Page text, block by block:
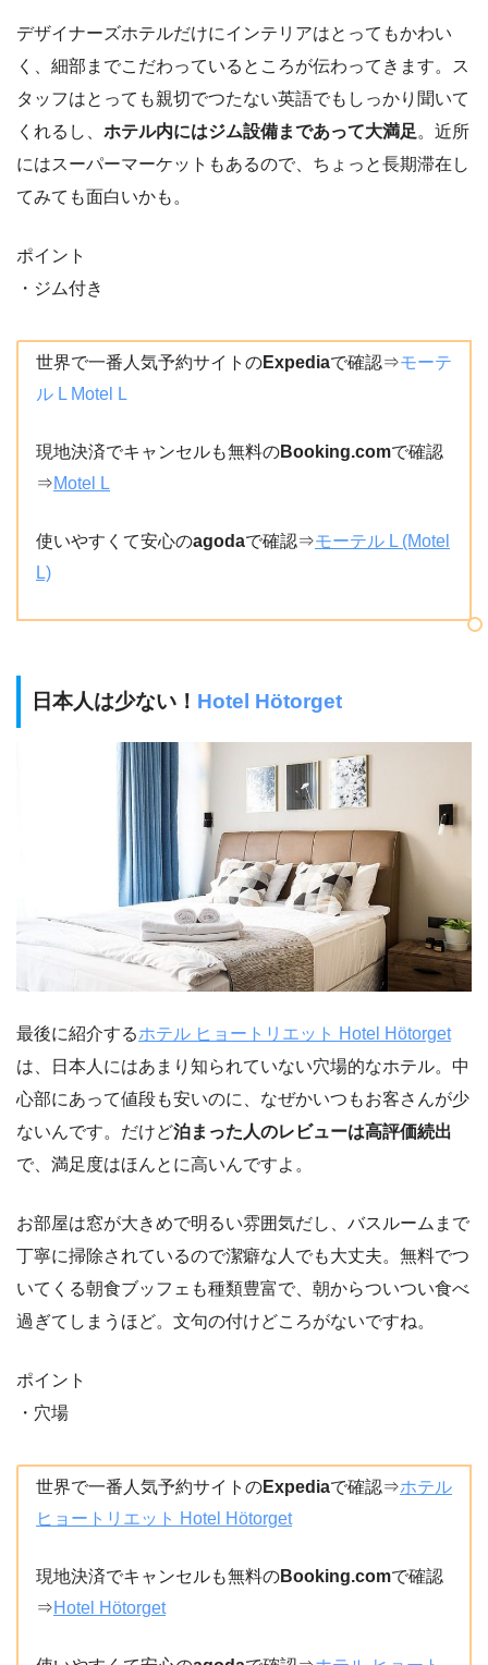
デザイナーズホテルだけにインテリアはとってもかわい
く、細部までこだわっているところが伝わってきます。ス
タッフはとっても親切でつたない英語でもしっかり聞いて
くれるし、 ホテル内にはジム設備まであって大満足 。近所
にはスーパーマーケットもあるので、ちょっと長期滞在し
てみても面白いかも。
ポイント
・ジム付き
世界で一番人気予約サイトのExpediaで確認⇒モーテ
ル L Motel L
現地決済でキャンセルも無料のBooking.comで確認
⇒Motel L
使いやすくて安心のagodaで確認⇒モーテル L (Motel
L)
日本人は少ない！ Hotel Hötorget
最後に紹介するホテル ヒョートリエット Hotel Hötorget
は、日本人にはあまり知られていない穴場的なホテル。中
心部にあって値段も安いのに、なぜかいつもお客さんが少
ないんです。だけど泊まった人のレビューは高評価続出
で、満足度はほんとに高いんですよ。
お部屋は窓が大きめで明るい雰囲気だし、バスルームまで
丁寧に掃除されているので潔癖な人でも大丈夫。無料でつ
いてくる朝食ブッフェも種類豊富で、朝からついつい食べ
過ぎてしまうほど。文句の付けどころがないですね。
ポイント
・穴場
世界で一番人気予約サイトのExpediaで確認⇒ホテル
ヒョートリエット Hotel Hötorget
現地決済でキャンセルも無料のBooking.comで確認
⇒Hotel Hötorget